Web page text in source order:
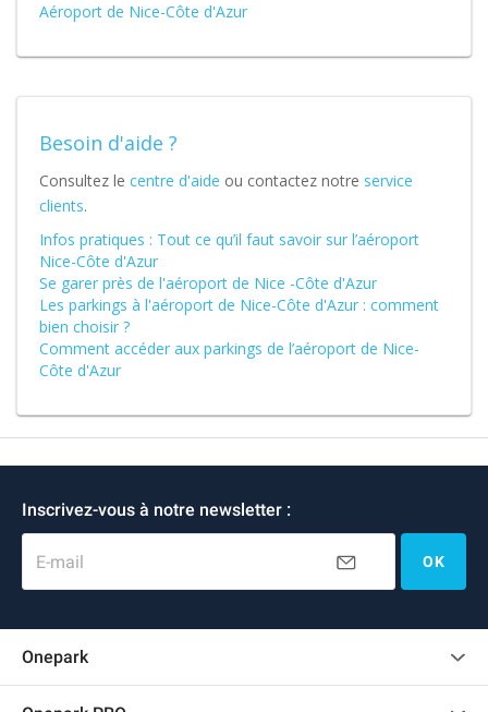
Aéroport de Nice-Côte d'Azur
Besoin d'aide ?
Consultez le centre d'aide ou contactez notre service
clients.
Infos pratiques : Tout ce qu’il faut savoir sur l’aéroport
Nice-Côte d'Azur
Se garer près de l'aéroport de Nice -Côte d'Azur
Les parkings à l'aéroport de Nice-Côte d'Azur : comment
bien choisir ?
Comment accéder aux parkings de l’aéroport de Nice-
Côte d'Azur
Inscrivez-vous à notre newsletter :
E-mail OK
Onepark